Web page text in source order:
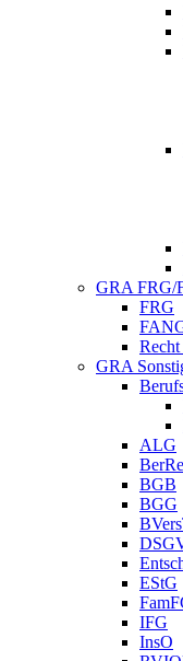
GRA FRG/
FRG
GRA
ALG
BGB
BGG
EStG
IFG
InsO